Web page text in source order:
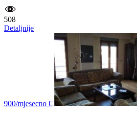
508
Detaljnije
900/mjesecno €